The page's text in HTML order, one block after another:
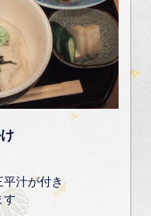
汁が付き
す